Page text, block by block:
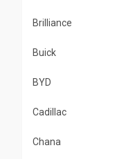
Brilliance
Buick
BYD
Cadillac
Chana